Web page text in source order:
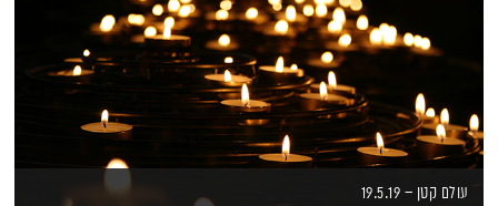
עולם קטן – 19.5.19